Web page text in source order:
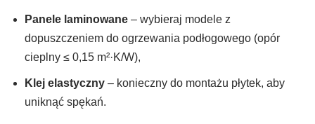
Panele laminowane – wybieraj modele z
dopuszczeniem do ogrzewania podłogowego (opór
cieplny ≤ 0,15 m²·K/W),
Klej elastyczny – konieczny do montażu płytek, aby
uniknąć spękań.